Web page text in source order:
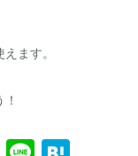
ます。